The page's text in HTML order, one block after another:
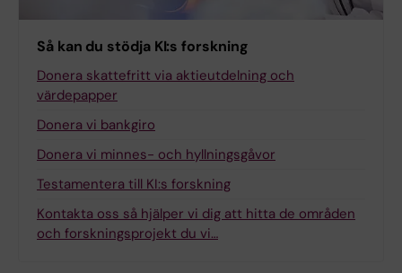
Så kan du stödja KI:s forskning
Donera skattefritt via aktieutdelning och
värdepapper
Donera vi bankgiro
Donera vi minnes- och hyllningsgåvor
Testamentera till KI:s forskning
Kontakta oss så hjälper vi dig att hitta de områden
och forskningsprojekt du vi…